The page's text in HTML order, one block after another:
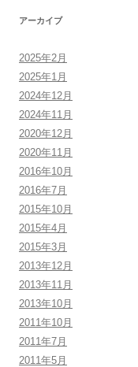
アーカイブ
2025年2月
2025年1月
2024年12月
2024年11月
2020年12月
2020年11月
2016年10月
2016年7月
2015年10月
2015年4月
2015年3月
2013年12月
2013年11月
2013年10月
2011年10月
2011年7月
2011年5月